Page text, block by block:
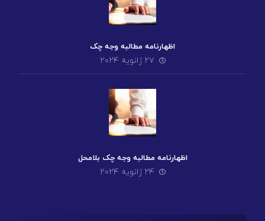
اظهارنامه مطالبه وجه چک
۲۷ ژانویه ۲۰۲۴
اظهارنامه مطالبه وجه چک بلامحل
۲۴ ژانویه ۲۰۲۴